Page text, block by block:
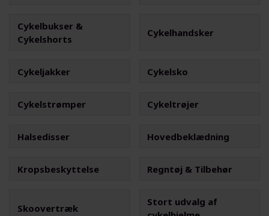
Cykelbukser &
Cykelshorts
Cykelhandsker
Cykeljakker Cykelsko
Cykelstrømper Cykeltrøjer
Halsedisser Hovedbeklædning
Kropsbeskyttelse Regntøj & Tilbehør
Skoovertræk
Stort udvalg af